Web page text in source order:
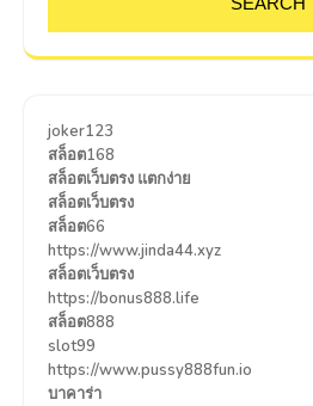
joker123
สล็อต168
สล็อตเว็บตรง แตกง่าย
สล็อตเว็บตรง
สล็อต66
https://www.jinda44.xyz
สล็อตเว็บตรง
https://bonus888.life
สล็อต888
slot99
https://www.pussy888fun.io
บาคาร่า